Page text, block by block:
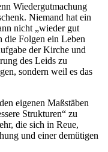
Wiedergutmachung
Niemand hat ein
nicht „wieder gut
die Folgen ein Leben
der Kirche und
des Leids zu
sondern weil es das
eigenen Maßstäben
Strukturen“ zu
die sich in Reue,
und einer demütigen